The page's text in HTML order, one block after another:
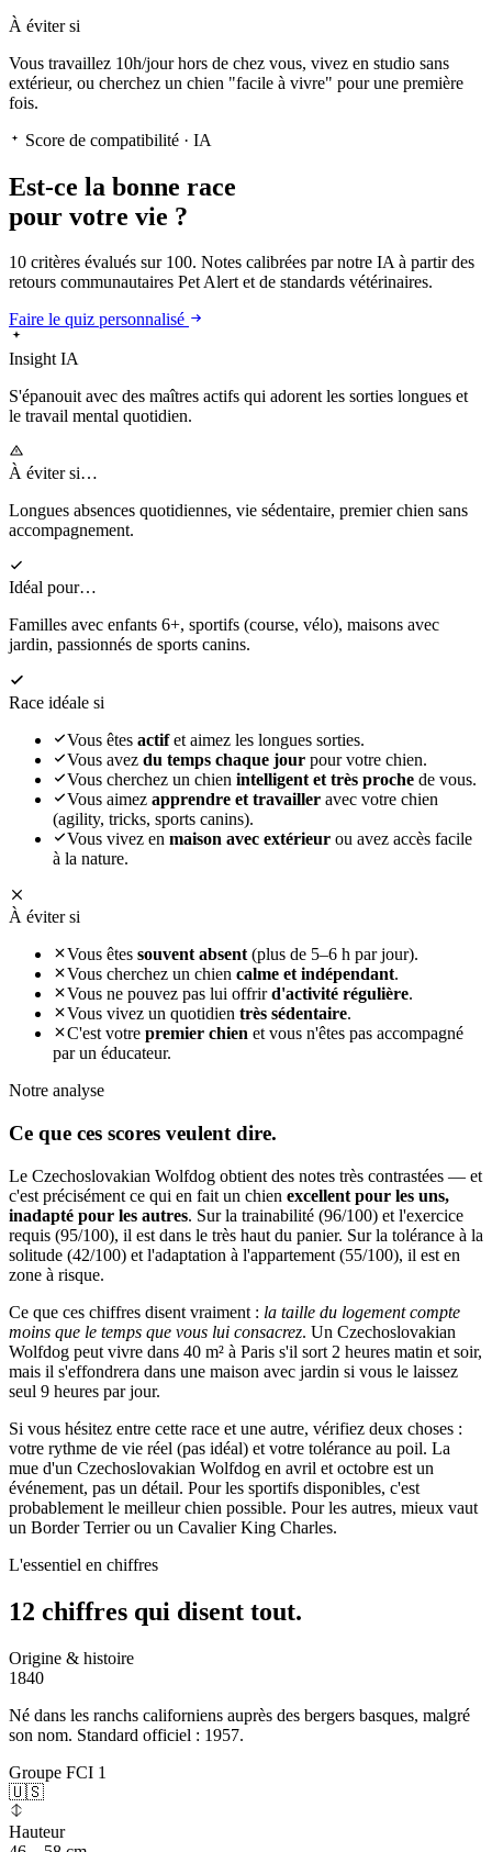
À éviter si
Vous travaillez 10h/jour hors de chez vous, vivez en studio sans
extérieur, ou cherchez un chien "facile à vivre" pour une première
fois.
Score de compatibilité · IA
Est-ce la bonne race
pour votre vie ?
10 critères évalués sur 100. Notes calibrées par notre IA à partir des
retours communautaires Pet Alert et de standards vétérinaires.
Faire le quiz personnalisé
Insight IA
S'épanouitavec des maîtres actifs qui adorent les sorties longues et
le travail mental quotidien.
À éviter si…
Longues absences quotidiennes, vie sédentaire, premier chien sans
accompagnement.
Idéal pour…
Familles avec enfants 6+, sportifs (course, vélo), maisons avec
jardin, passionnés de sports canins.
Race idéale si
Vous êtes actifet aimez les longues sorties.
Vous avez du temps chaque jour pour votre chien.
Vous cherchez un chien intelligent et très proche de vous.
Vous aimez apprendre et travailler avec votre chien
(agility, tricks, sports canins).
Vous vivez en maison avec extérieur ou avez accès facile
à la nature.
À éviter si
Vous êtes souvent absent(plus de 5–6 h par jour).
Vous cherchez un chien calme et indépendant.
Vous ne pouvez pas lui offrird'activité régulière.
Vous vivez un quotidien très sédentaire.
C'est votre premier chien et vous n'êtes pas accompagné
par un éducateur.
Notre analyse
Ce que ces scores veulent dire.
Le Czechoslovakian Wolfdog obtient des notes très contrastées — et
c'est précisément ce qui en fait un chien excellent pour les uns,
inadapté pour les autres. Sur la trainabilité (96/100) et l'exercice
requis (95/100), il est dans le très haut du panier. Sur la tolérance à la
solitude (42/100) et l'adaptation à l'appartement (55/100), il est en
zone à risque.
Ce que ces chiffres disent vraiment : la taille du logement compte
moins que le temps que vous lui consacrez. Un Czechoslovakian
Wolfdog peut vivre dans 40 m² à Paris s'il sort 2 heures matin et soir,
mais il s'effondrera dans une maison avec jardin si vous le laissez
seul 9 heures par jour.
Si vous hésitez entre cette race et une autre, vérifiez deux choses :
votre rythme de vie réel (pas idéal) et votre tolérance au poil. La
mue d'un Czechoslovakian Wolfdog en avril et octobre est un
événement, pas un détail. Pour les sportifs disponibles, c'est
probablement le meilleur chien possible. Pour les autres, mieux vaut
un Border Terrier ou un Cavalier King Charles.
L'essentiel en chiffres
12 chiffres qui disent tout.
Origine & histoire
1840
Né dans les ranchs californiens auprès des bergers basques, malgré
son nom. Standard officiel : 1957.
Groupe FCI 1
🇺🇸
Hauteur